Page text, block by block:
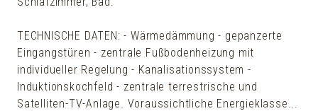
TECHNISCHE DATEN: - Wärmedämmung - gepanzerte
Eingangstüren - zentrale Fußbodenheizung mit
individueller Regelung - Kanalisationssystem -
Induktionskochfeld - zentrale terrestrische und
Satelliten-TV-Anlage. Voraussichtliche Energieklasse...